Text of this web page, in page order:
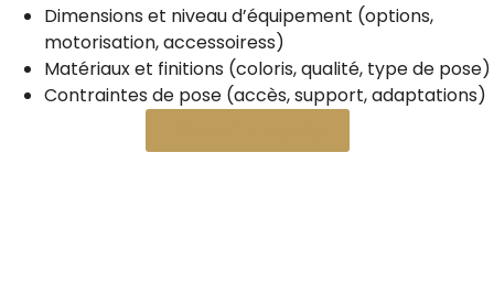
Dimensions et niveau d’équipement (options,
motorisation, accessoiress)
Matériaux et finitions (coloris, qualité, type de pose)
Contraintes de pose (accès, support, adaptations)